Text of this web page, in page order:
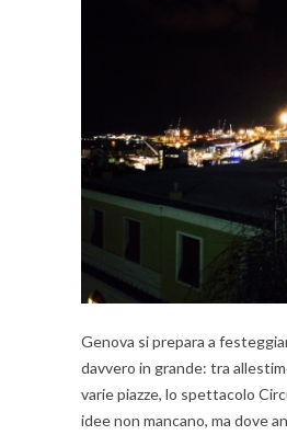
Genova si prepara a
davvero in grande: tra
varie piazze, lo spettacolo
idee non mancano, ma dove